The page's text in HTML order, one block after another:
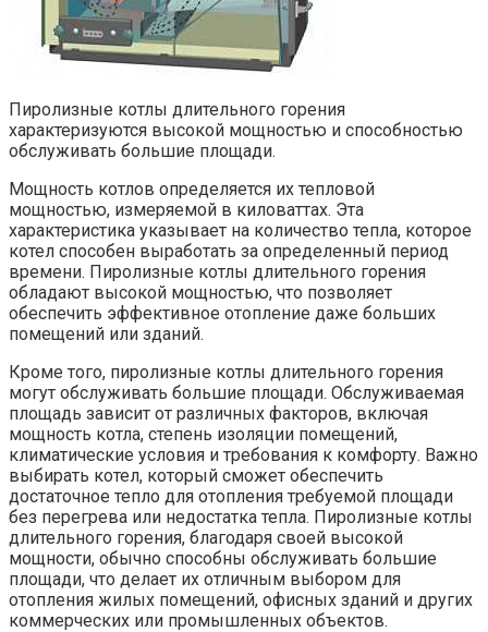
Пиролизные котлы длительного горения
характеризуются высокой мощностью и способностью
обслуживать большие площади.
Мощность котлов определяется их тепловой
мощностью, измеряемой в киловаттах. Эта
характеристика указывает на количество тепла, которое
котел способен выработать за определенный период
времени. Пиролизные котлы длительного горения
обладают высокой мощностью, что позволяет
обеспечить эффективное отопление даже больших
помещений или зданий.
Кроме того, пиролизные котлы длительного горения
могут обслуживать большие площади. Обслуживаемая
площадь зависит от различных факторов, включая
мощность котла, степень изоляции помещений,
климатические условия и требования к комфорту. Важно
выбирать котел, который сможет обеспечить
достаточное тепло для отопления требуемой площади
без перегрева или недостатка тепла. Пиролизные котлы
длительного горения, благодаря своей высокой
мощности, обычно способны обслуживать большие
площади, что делает их отличным выбором для
отопления жилых помещений, офисных зданий и других
коммерческих или промышленных объектов.